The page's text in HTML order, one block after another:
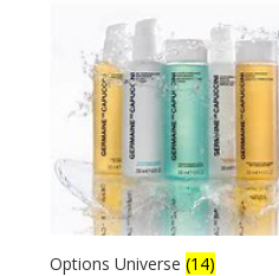
Options Universe (14)